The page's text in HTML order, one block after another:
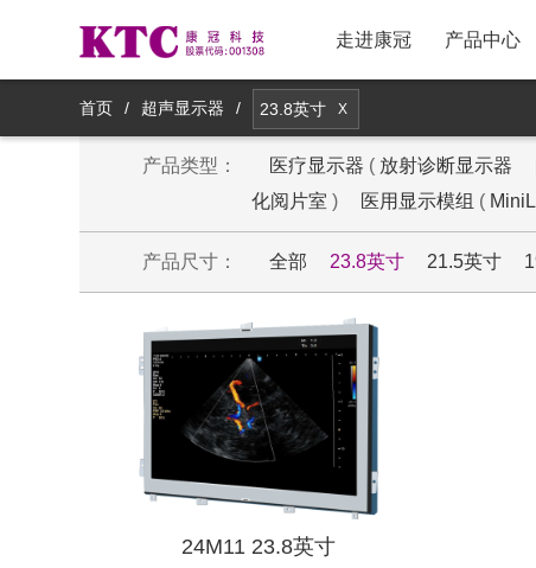
走进康冠 产品中心
新品推荐
主流电视产品
创新电视产品
商用显示产品
医疗显示产品
智能镜显产品
移动智显产品
行业平板产品
采购政策与流程
物料采购与联系
投诉与反馈
供应商注册
供应商登录
股票信息
公司治理
公司公告
投资者交流
券商研报
社会责任
集团战略
投资者关系热线
首页 / 超声显示器 / 23.8英寸 X
产品类型： 医疗显示器 ( 放射诊断显示器
化阅片室 ) 医用显示模组 (
产品尺寸： 全部 23.8英寸 21.5英寸
24M11 23.8英寸